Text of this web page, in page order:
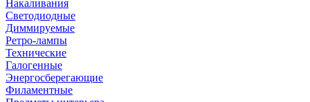
Накаливания
Светодиодные
Диммируемые
Ретро-лампы
Технические
Галогенные
Энергосберегающие
Филаментные